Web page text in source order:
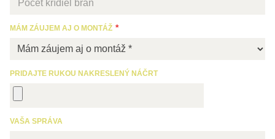
MÁM ZÁUJEM AJ O MONTÁŽ
PRIDAJTE RUKOU NAKRESLENÝ NÁČRT
VAŠA SPRÁVA